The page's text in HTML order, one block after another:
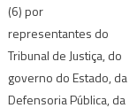
(6) por
representantes do
Tribunal de Justiça, do
governo do Estado, da
Defensoria Pública, da